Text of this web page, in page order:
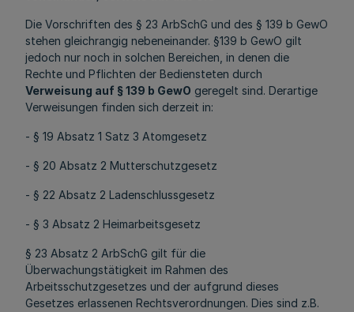
Die Vorschriften des § 23 ArbSchG und des § 139 b GewO
stehen gleichrangig nebeneinander. §139 b GewO gilt
jedoch nur noch in solchen Bereichen, in denen die
Rechte und Pflichten der Bediensteten durch
Verweisung auf § 139 b GewO geregelt sind. Derartige
Verweisungen finden sich derzeit in:
- § 19 Absatz 1 Satz 3 Atomgesetz
- § 20 Absatz 2 Mutterschutzgesetz
- § 22 Absatz 2 Ladenschlussgesetz
- § 3 Absatz 2 Heimarbeitsgesetz
§ 23 Absatz 2 ArbSchG gilt für die
Überwachungstätigkeit im Rahmen des
Arbeitsschutzgesetzes und der aufgrund dieses
Gesetzes erlassenen Rechtsverordnungen. Dies sind z.B.